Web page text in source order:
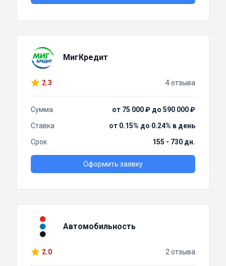
МигКредит
2.3 4 отзыва
Сумма
от 75 000 ₽ до 590 000 ₽
Ставка
от 0.15% до 0.24% в день
Срок
155 - 730 дн.
Оформить заявку
Автомобильность
2.0 2 отзыва